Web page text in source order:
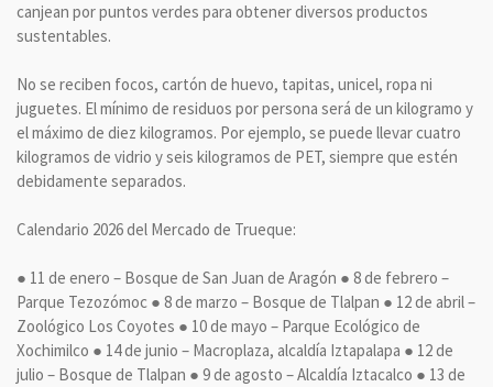
canjean por puntos verdes para obtener diversos productos
sustentables.
No se reciben focos, cartón de huevo, tapitas, unicel, ropa ni
juguetes. El mínimo de residuos por persona será de un kilogramo y
el máximo de diez kilogramos. Por ejemplo, se puede llevar cuatro
kilogramos de vidrio y seis kilogramos de PET, siempre que estén
debidamente separados.
Calendario 2026 del Mercado de Trueque:
● 11 de enero – Bosque de San Juan de Aragón ● 8 de febrero –
Parque Tezozómoc ● 8 de marzo – Bosque de Tlalpan ● 12 de abril –
Zoológico Los Coyotes ● 10 de mayo – Parque Ecológico de
Xochimilco ● 14 de junio – Macroplaza, alcaldía Iztapalapa ● 12 de
julio – Bosque de Tlalpan ● 9 de agosto – Alcaldía Iztacalco ● 13 de